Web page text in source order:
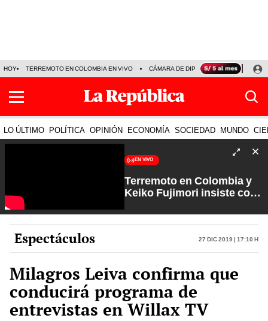
HOY TERREMOTO EN COLOMBIA EN VIVO CÁMARA DE DIPUTADOS PRECIO
LO ÚLTIMO POLÍTICA OPINIÓN ECONOMÍA SOCIEDAD MUNDO
EN VIVO
Terremoto en Colombia y
Keiko Fujimori insiste con
Olvide con Carlos Cornejo
Espectáculos 27 Dic 2019 | 17:10 h
Milagros Leiva confirma que
conducirá programa de
entrevistas en Willax TV